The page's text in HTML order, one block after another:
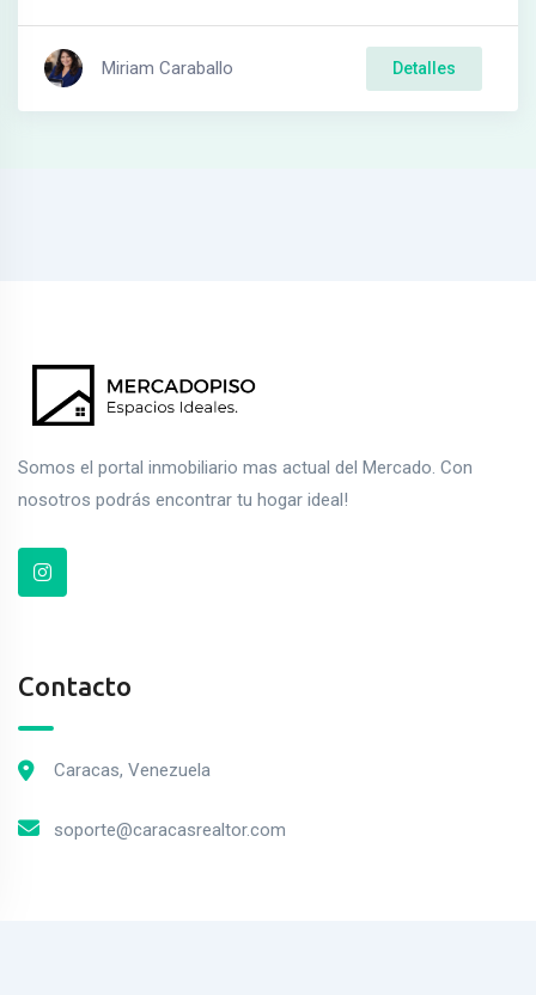
Miriam Caraballo Detalles
Somos el portal inmobiliario mas actual del Mercado. Con
nosotros podrás encontrar tu hogar ideal!
Contacto
Caracas, Venezuela
soporte@caracasrealtor.com